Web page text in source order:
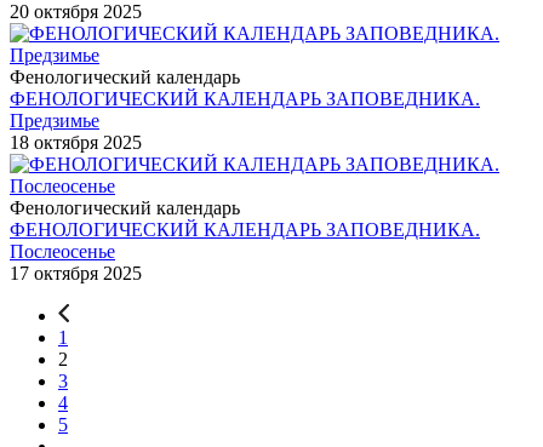
20 октября 2025
Фенологический календарь
ФЕНОЛОГИЧЕСКИЙ КАЛЕНДАРЬ ЗАПОВЕДНИКА.
Предзимье
18 октября 2025
Фенологический календарь
ФЕНОЛОГИЧЕСКИЙ КАЛЕНДАРЬ ЗАПОВЕДНИКА.
Послеосенье
17 октября 2025
1
2
3
4
5